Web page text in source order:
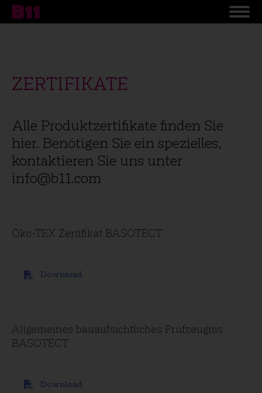
ZERTIFIKATE
Alle Produktzertifikate finden Sie
hier. Benötigen Sie ein spezielles,
kontaktieren Sie uns unter
info@b11.com
Öko-TEX Zertifikat BASOTECT
Download
Allgemeines bauaufsichtliches Prüfzeugnis
BASOTECT
Download